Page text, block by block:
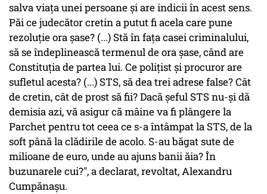
salva viaţa unei persoane şi are indicii în acest sens.
Păi ce judecător cretin a putut fi acela care pune
rezoluţie ora şase? (...) Stă în faţa casei criminalului,
să se îndeplinească termenul de ora şase, când are
Constituţia de partea lui. Ce poliţist şi procuror are
sufletul acesta? (...) STS, să dea trei adrese false? Cât
de cretin, cât de prost să fii? Dacă şeful STS nu-şi dă
demisia azi, vă asigur că mâine va fi plângere la
Parchet pentru tot ceea ce s-a întâmpat la STS, de la
soft până la clădirile de acolo. S-au băgat sute de
milioane de euro, unde au ajuns banii ăia? În
buzunarele cui?", a declarat, revoltat, Alexandru
Cumpănaşu.